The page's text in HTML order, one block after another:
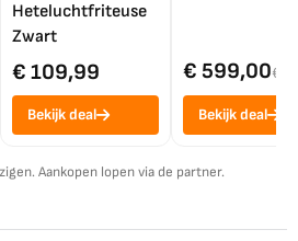
Heteluchtfriteuse
Zwart
€ 109,99
Bekijk deal
€ 599,00€
Bekijk deal
Aankopen lopen via de partner.